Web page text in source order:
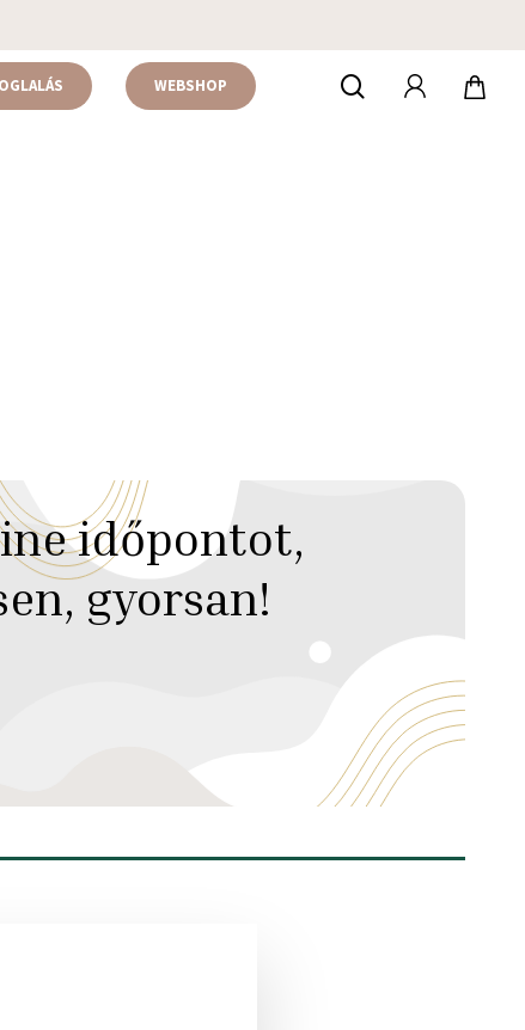
WEBSHOP keresés
időpontot,
gyorsan!